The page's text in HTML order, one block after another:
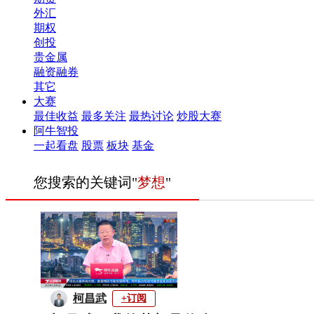
外汇
期权
创投
贵金属
融资融券
其它
大赛
最佳收益 最多关注 最热讨论 炒股大赛
阿牛智投
一起看盘 股票 板块 基金
您搜索的关键词"梦想"
柯昌武 +订阅